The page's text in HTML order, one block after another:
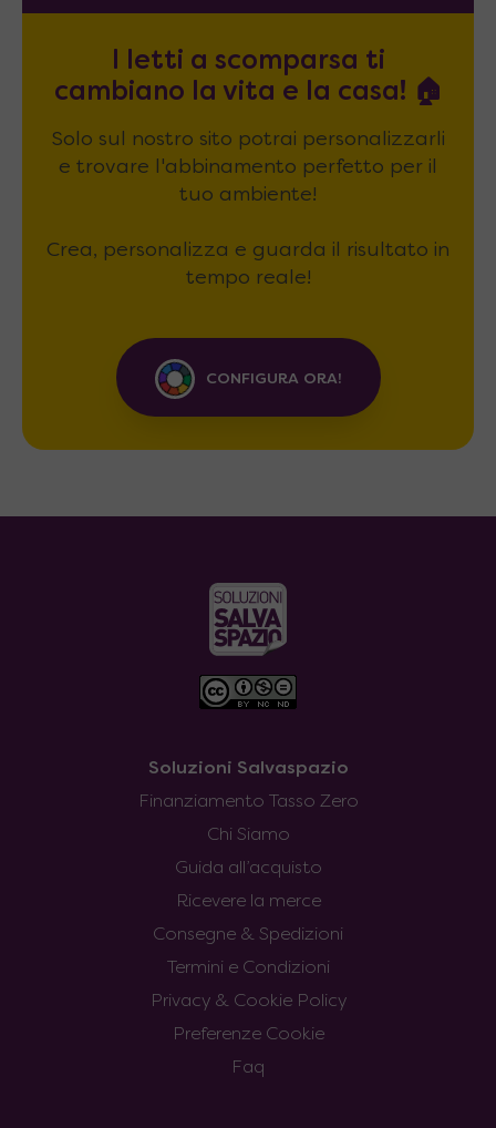
I letti a scomparsa ti
cambiano la vita e la casa! 🏠
Solo sul nostro sito potrai personalizzarli
e trovare l'abbinamento perfetto per il
tuo ambiente!
Crea, personalizza e guarda il risultato in
tempo reale!
CONFIGURA ORA!
Soluzioni Salvaspazio
Finanziamento Tasso Zero
Chi Siamo
Guida all’acquisto
Ricevere la merce
Consegne & Spedizioni
Termini e Condizioni
Privacy & Cookie Policy
Preferenze Cookie
Faq